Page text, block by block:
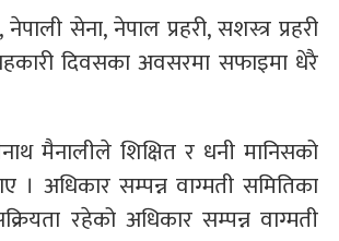
सेना, नेपाल प्रहरी, सशस्त्र प्रहरी
दिवसका अवसरमा सफाइमा धेरै
मैनालीले शिक्षित र धनी मानिसको
अधिकार सम्पन्न वाग्मती समितिका
रहेको अधिकार सम्पन्न वाग्मती